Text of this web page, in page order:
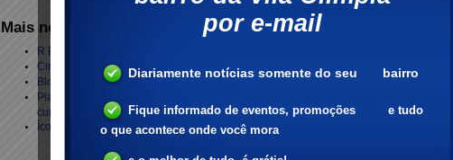
Mais notícias sobre a Vila Olímpia:
R.E.M. esquenta calendário de shows do ano no Brasil, e visitarão a Vila Olímpia
Circo Moscou On Ice chega à Vila Olímpia em abril
Blowtex se aproxima dos jovens em festa à fantasia na Vila Olimpia
Planejamento, investimentos e rentabilidade no agronegócio são temas de ciclo de
cursos do PENSA/FIA, na Vila Olímpia
Ícone do ciclismo, Lance Armstrong vem à Vila Olímpia em outubro